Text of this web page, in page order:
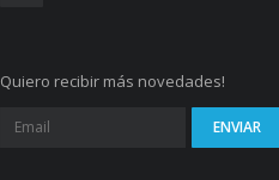
Quiero recibir más novedades!